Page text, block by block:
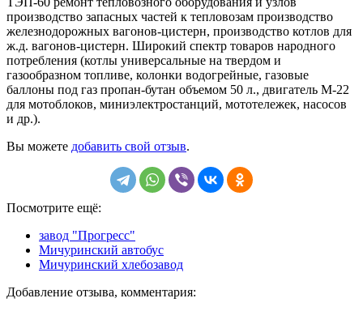
производство запасных частей к тепловозам производство
железнодорожных вагонов-цистерн, производство котлов для
ж.д. вагонов-цистерн. Широкий спектр товаров народного
потребления (котлы универсальные на твердом и
газообразном топливе, колонки водогрейные, газовые
баллоны под газ пропан-бутан объемом 50 л., двигатель М-22
для мотоблоков, миниэлектростанций, мототележек, насосов
и др.).
Вы можете добавить свой отзыв.
Посмотрите ещё:
завод "Прогресс"
Мичуринский автобус
Мичуринский хлебозавод
Добавление отзыва, комментария: